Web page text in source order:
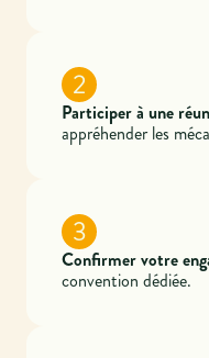
2
Participer à une
appréhender les
3
Confirmer votre
convention dédiée.